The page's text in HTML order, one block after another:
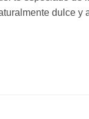
dulce y